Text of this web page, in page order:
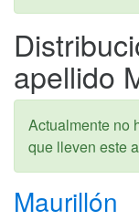
apellido
Actualmente no
que lleven este
Maurillón